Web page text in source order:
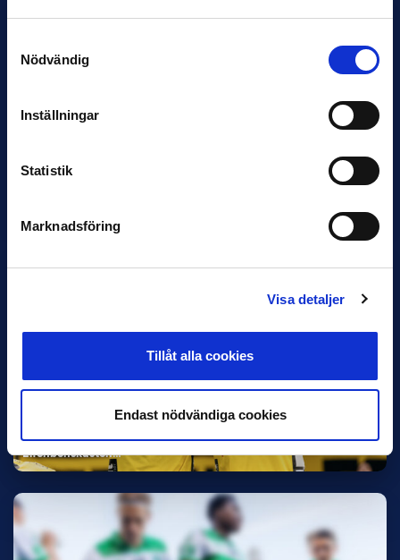
Nödvändig
Inställningar
Statistik
Marknadsföring
Visa detaljer
Tillåt alla cookies
Endast nödvändiga cookies
Favorit i repris för Sirius i maj
VM-spelare med förflutet i Allsvenskan
och Superettan
Bosnien & Hercegovina Armin Gigovic — Helsingborgs IF
Dennis Hadžikadunić — Malmö FF / Trelleborg FF
Elfenbenskusten…